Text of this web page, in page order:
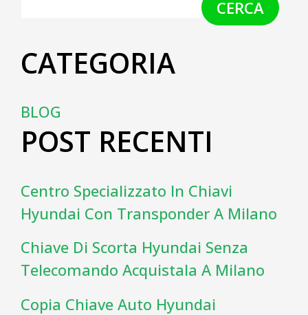
CERCA
CATEGORIA
BLOG
POST RECENTI
Centro Specializzato In Chiavi
Hyundai Con Transponder A Milano
Chiave Di Scorta Hyundai Senza
Telecomando Acquistala A Milano
Copia Chiave Auto Hyundai